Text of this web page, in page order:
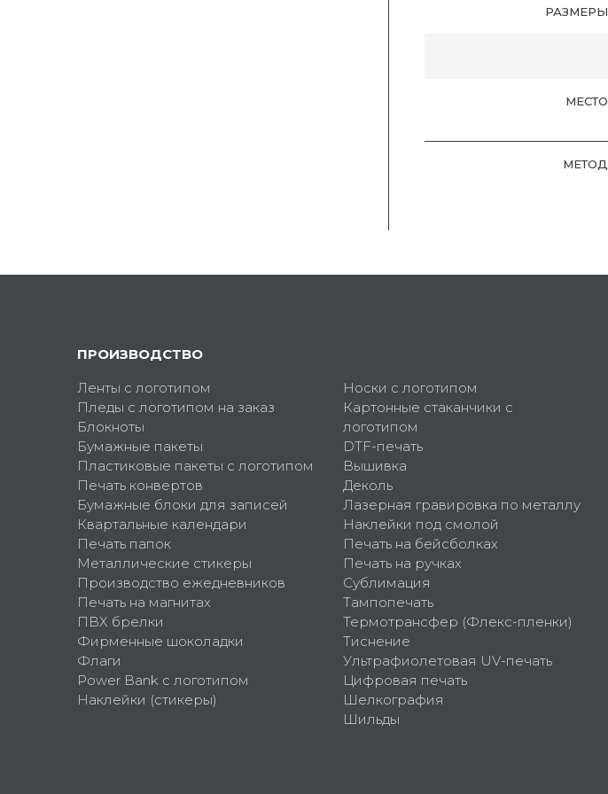
РАЗМЕРЫ
МЕСТО
МЕТОД
ПРОИЗВОДСТВО
Ленты с логотипом
Пледы с логотипом на заказ
Блокноты
Бумажные пакеты
Пластиковые пакеты с логотипом
Печать конвертов
Бумажные блоки для записей
Квартальные календари
Печать папок
Металлические стикеры
Производство ежедневников
Печать на магнитах
ПВХ брелки
Фирменные шоколадки
Флаги
Power Bank с логотипом
Наклейки (стикеры)
Носки с логотипом
Картонные стаканчики с
логотипом
DTF-печать
Вышивка
Деколь
Лазерная гравировка по металлу
Наклейки под смолой
Печать на бейсболках
Печать на ручках
Сублимация
Тампопечать
Термотрансфер (Флекс-пленки)
Тиснение
Ультрафиолетовая UV-печать
Цифровая печать
Шелкография
Шильды